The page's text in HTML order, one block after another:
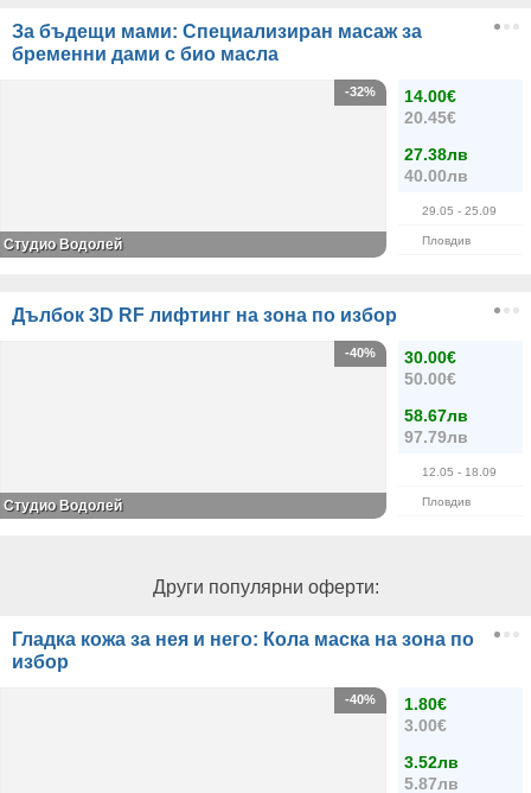
За бъдещи мами: Специализиран масаж за
бременни дами с био масла
14.00€
20.45€
27.38лв
40.00лв
29.05 - 25.09
Пловдив
-32%
Студио Водолей
Дълбок 3D RF лифтинг на зона по избор
30.00€
50.00€
58.67лв
97.79лв
12.05 - 18.09
Пловдив
-40%
Студио Водолей
Други популярни оферти:
Гладка кожа за нея и него: Кола маска на зона по
избор
1.80€
3.00€
3.52лв
5.87лв
-40%